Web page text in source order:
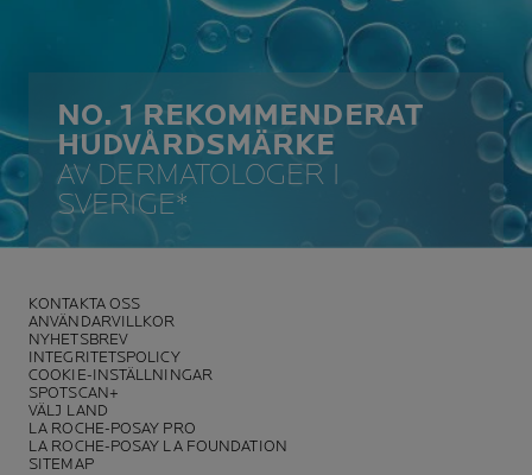
NO. 1 REKOMMENDERAT
HUDVÅRDSMÄRKE
AV DERMATOLOGER I
SVERIGE*
KONTAKTA OSS
ANVÄNDARVILLKOR
NYHETSBREV
INTEGRITETSPOLICY
COOKIE-INSTÄLLNINGAR
SPOTSCAN+
VÄLJ LAND
LA ROCHE-POSAY PRO
LA ROCHE-POSAY LA FOUNDATION
SITEMAP